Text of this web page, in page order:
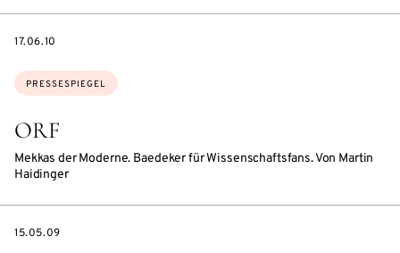
ORF
Mekkas der Moderne. Baedeker für Wissenschaftsfans. Von Martin
Haidinger
Themen:
PRESSESPIEGEL
DATE
17.06.10
DATE
15.05.09